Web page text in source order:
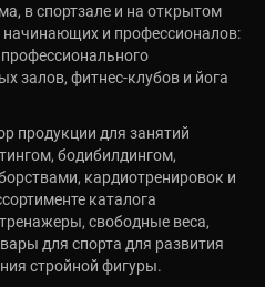
в спортзале и на открытом
начинающих и профессионалов:
залов, фитнес-клубов и йога
продукции для занятий
бодибилдингом,
кардиотренировок и
каталога
свободные веса,
для спорта для развития
стройной фигуры.